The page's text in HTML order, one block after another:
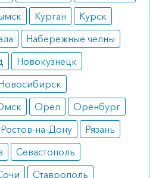
Курган
Курск
Набережные челны
Новокузнецк
Орел
Оренбург
Ростов-на-Дону
Рязань
Севастополь
Ставрополь